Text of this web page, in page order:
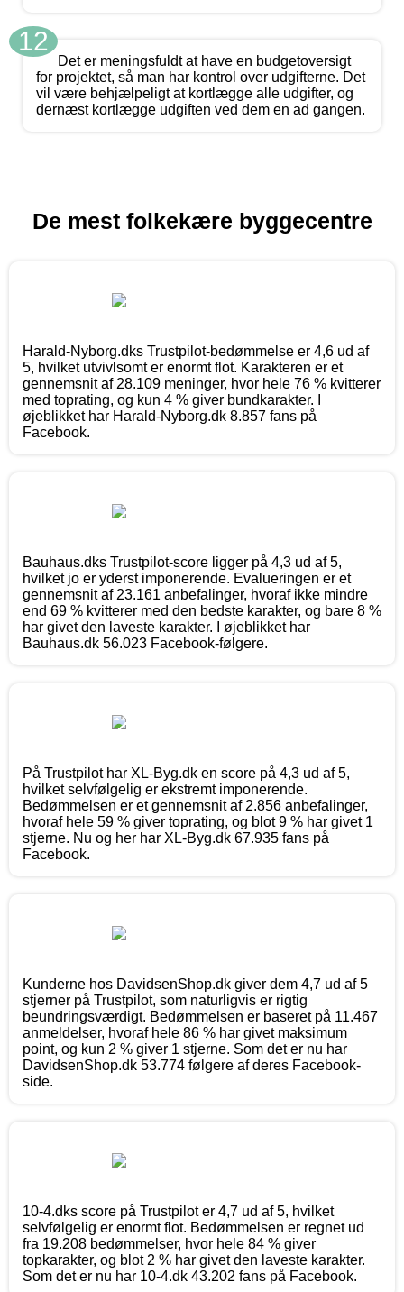
12
Det er meningsfuldt at have en budgetoversigt
for projektet, så man har kontrol over udgifterne. Det
vil være behjælpeligt at kortlægge alle udgifter, og
dernæst kortlægge udgiften ved dem en ad gangen.
De mest folkekære byggecentre
Harald-Nyborg.dks Trustpilot-bedømmelse er 4,6 ud af
5, hvilket utvivlsomt er enormt flot. Karakteren er et
gennemsnit af 28.109 meninger, hvor hele 76 % kvitterer
med toprating, og kun 4 % giver bundkarakter. I
øjeblikket har Harald-Nyborg.dk 8.857 fans på
Facebook.
Bauhaus.dks Trustpilot-score ligger på 4,3 ud af 5,
hvilket jo er yderst imponerende. Evalueringen er et
gennemsnit af 23.161 anbefalinger, hvoraf ikke mindre
end 69 % kvitterer med den bedste karakter, og bare 8 %
har givet den laveste karakter. I øjeblikket har
Bauhaus.dk 56.023 Facebook-følgere.
På Trustpilot har XL-Byg.dk en score på 4,3 ud af 5,
hvilket selvfølgelig er ekstremt imponerende.
Bedømmelsen er et gennemsnit af 2.856 anbefalinger,
hvoraf hele 59 % giver toprating, og blot 9 % har givet 1
stjerne. Nu og her har XL-Byg.dk 67.935 fans på
Facebook.
Kunderne hos DavidsenShop.dk giver dem 4,7 ud af 5
stjerner på Trustpilot, som naturligvis er rigtig
beundringsværdigt. Bedømmelsen er baseret på 11.467
anmeldelser, hvoraf hele 86 % har givet maksimum
point, og kun 2 % giver 1 stjerne. Som det er nu har
DavidsenShop.dk 53.774 følgere af deres Facebook-
side.
10-4.dks score på Trustpilot er 4,7 ud af 5, hvilket
selvfølgelig er enormt flot. Bedømmelsen er regnet ud
fra 19.208 bedømmelser, hvor hele 84 % giver
topkarakter, og blot 2 % har givet den laveste karakter.
Som det er nu har 10-4.dk 43.202 fans på Facebook.